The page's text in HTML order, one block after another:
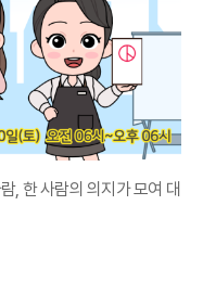
, 한 사람의 의지가 모여 대